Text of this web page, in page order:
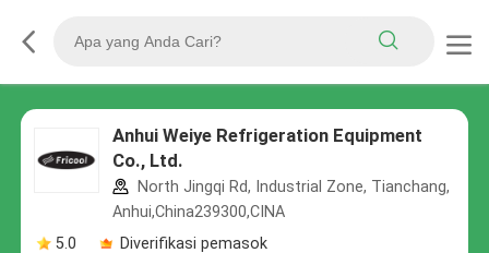
Anhui Weiye Refrigeration Equipment
Co., Ltd.
North Jingqi Rd, Industrial Zone, Tianchang,
Anhui,China239300,CINA
5.0
Diverifikasi pemasok